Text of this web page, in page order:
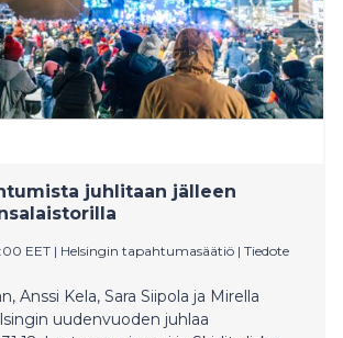
juhlitaan jälleen
EET | Helsingin tapahtumasäätiö | Tiedote
Anssi Kela, Sara Siipola ja Mirella
uudenvuoden juhlaa